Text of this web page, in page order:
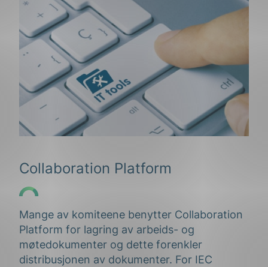
Collaboration Platform
Mange av komiteene benytter Collaboration
Platform for lagring av arbeids- og
møtedokumenter og dette forenkler
distribusjonen av dokumenter. For IEC